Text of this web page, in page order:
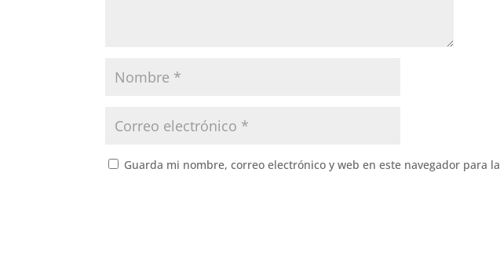
Guarda mi nombre, correo electrónico y web en este navegador para